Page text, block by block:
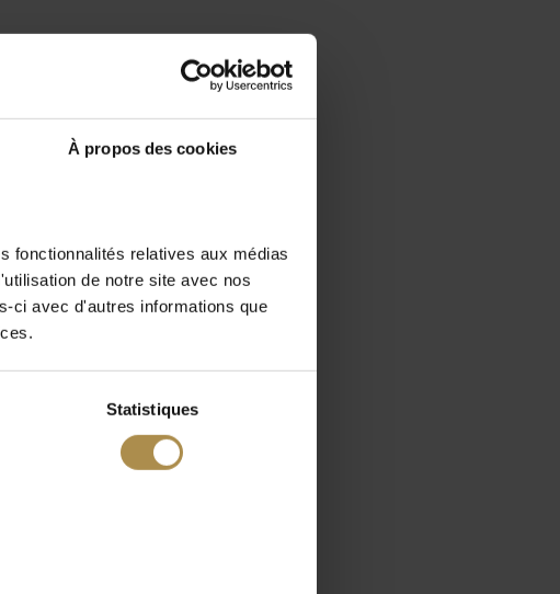
À propos des cookies
fonctionnalités relatives aux médias
de notre site avec nos
ci avec d'autres informations que
Statistiques